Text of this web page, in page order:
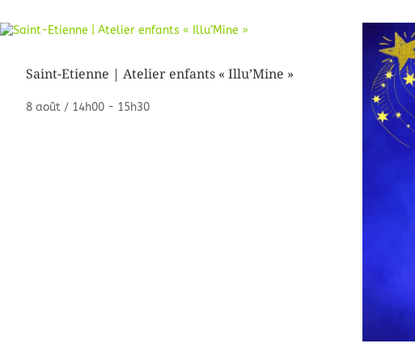
Saint-Etienne | Atelier enfants « Illu’Mine »
8 août / 14h00- 15h30